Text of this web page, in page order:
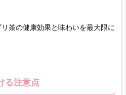
茶の健康効果と味わいを最大限に
る注意点